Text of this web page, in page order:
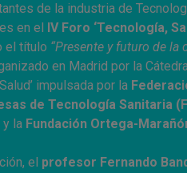
de la industria de
en el IV Foro ‘Tecnología,
el título “Presente y futuro de la
en Madrid por la
impulsada por la
de Tecnología Sanitaria
y la Fundación Ortega-
el profesor Fernando